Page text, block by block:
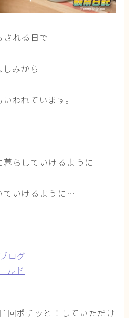
れる日で
みから
われています。
らしていけるように
ていけるように…
回ポチッと！していただけ